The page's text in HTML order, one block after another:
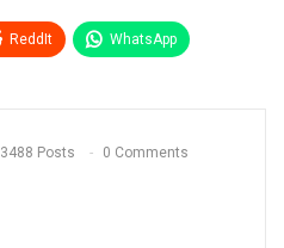
ReddIt WhatsApp
3488 Posts 0 Comments